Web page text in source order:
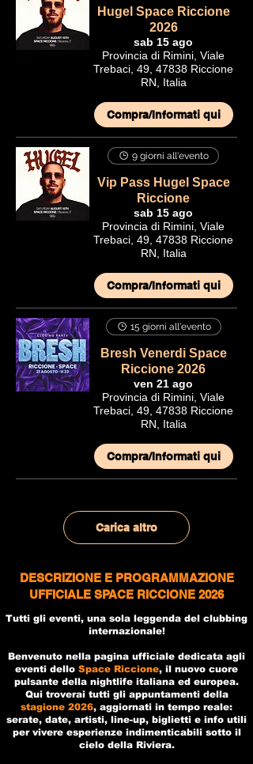
Hugel Space Riccione
2026
sab 15 ago
Provincia di Rimini, Viale
Trebaci, 49, 47838 Riccione
RN, Italia
Compra/Informati qui
9 giorni all'evento
Vip Pass Hugel Space
Riccione
sab 15 ago
Provincia di Rimini, Viale
Trebaci, 49, 47838 Riccione
RN, Italia
Compra/Informati qui
15 giorni all'evento
Bresh Venerdi Space
Riccione 2026
ven 21 ago
Provincia di Rimini, Viale
Trebaci, 49, 47838 Riccione
RN, Italia
Compra/Informati qui
Carica altro
DESCRIZIONE E PROGRAMMAZIONE
UFFICIALE SPACE RICCIONE 2026
Tutti gli eventi, una sola leggenda del clubbing
internazionale!
Benvenuto nella pagina ufficiale dedicata agli
eventi dello Space Riccione, il nuovo cuore
pulsante della nightlife italiana ed europea.
Qui troverai tutti gli appuntamenti della
stagione 2026, aggiornati in tempo reale:
serate, date, artisti, line-up, biglietti e info utili
per vivere esperienze indimenticabili sotto il
cielo della Riviera.